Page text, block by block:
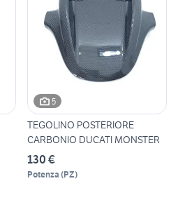
5
TEGOLINO POSTERIORE
CARBONIO DUCATI MONSTER
130 €
Potenza (PZ)